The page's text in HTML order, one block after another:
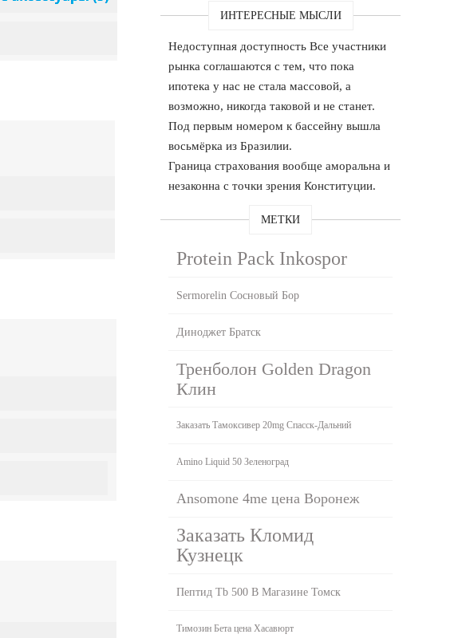
ИНТЕРЕСНЫЕ МЫСЛИ
Недоступная доступность Все участники
рынка соглашаются с тем, что пока
ипотека у нас не стала массовой, а
возможно, никогда таковой и не станет.
Под первым номером к бассейну вышла
восьмёрка из Бразилии.
Граница страхования вообще аморальна и
незаконна с точки зрения Конституции.
МЕТКИ
Protein Pack Inkospor
Sermorelin Сосновый Бор
Диноджет Братск
Тренболон Golden Dragon
Клин
Заказать Тамоксивер 20mg Спасск-Дальний
Amino Liquid 50 Зеленоград
Ansomone 4me цена Воронеж
Заказать Кломид
Кузнецк
Пептид Tb 500 В Магазине Томск
Tимозин Бета цена Хасавюрт